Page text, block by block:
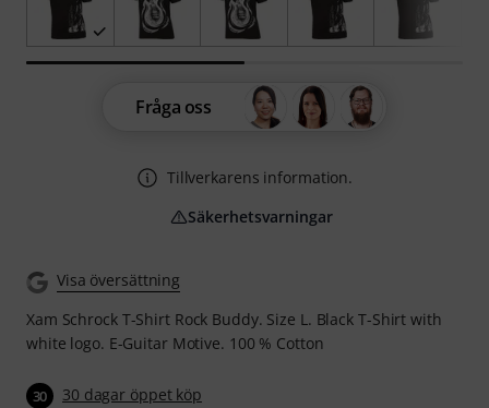
Visa översättning
Xam Schrock T-Shirt Rock Buddy. Size L. Black T-Shirt with
white logo. E-Guitar Motive. 100 % Cotton
30 30 dagar öppet köp
Fråga oss
Tillverkarens information.
Säkerhetsvarningar